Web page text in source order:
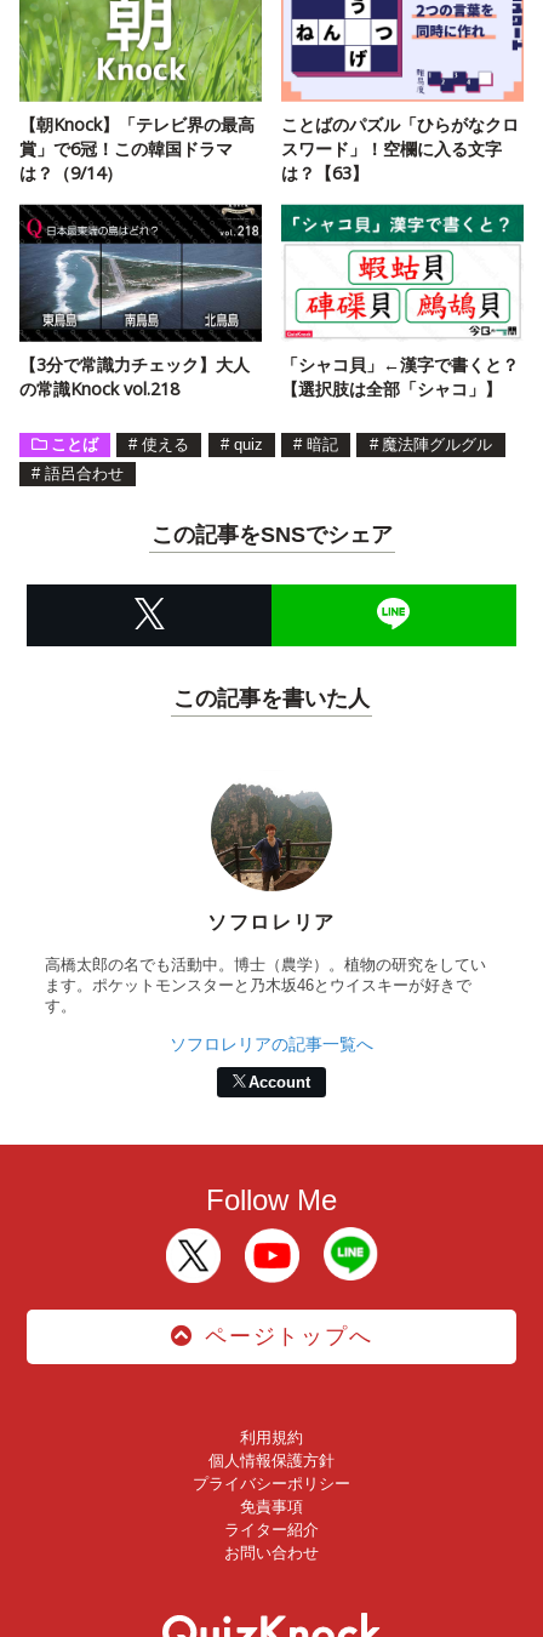
【朝Knock】「テレビ界の最高
賞」で6冠！この韓国ドラマ
は？（9/14）
ことばのパズル「ひらがなクロ
スワード」！空欄に入る文字
は？【63】
【3分で常識力チェック】大人
の常識Knock vol.218
「シャコ貝」←漢字で書くと？
【選択肢は全部「シャコ」】
ことば # 使える # quiz # 暗記 # 魔法陣グルグル
# 語呂合わせ
この記事をSNSでシェア
この記事を書いた人
ソフロレリア
高橋太郎の名でも活動中。博士（農学）。植物の研究をしてい
ます。ポケットモンスターと乃木坂46とウイスキーが好きで
す。
ソフロレリアの記事一覧へ
Account
Follow Me
ページトップへ
利用規約
個人情報保護方針
プライバシーポリシー
免責事項
ライター紹介
お問い合わせ